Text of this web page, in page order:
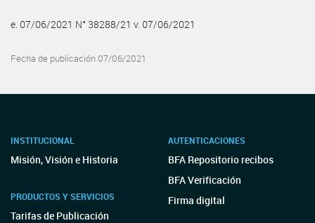
e. 07/06/2021 N° 38288/21 v. 07/06/2021
Fecha de publicación 07/06/2021
INSTITUCIONAL
Misión, Visión e Historia
PRODUCTOS Y SERVICIOS
Tarifas de Publicación
AUTENTICACIONES
BFA Repositorio recibos
BFA Verificación
Firma digital